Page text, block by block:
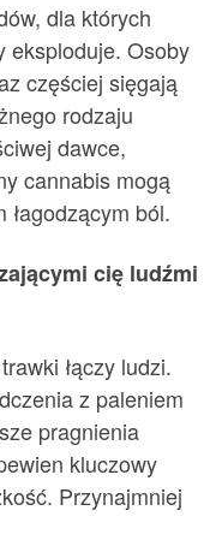
dla których
eksploduje. Osoby
częściej sięgają
rodzaju
dawce,
cannabis mogą
ból.
cię ludźmi
łączy ludzi.
z paleniem
pragnienia
kluczowy
Przynajmniej